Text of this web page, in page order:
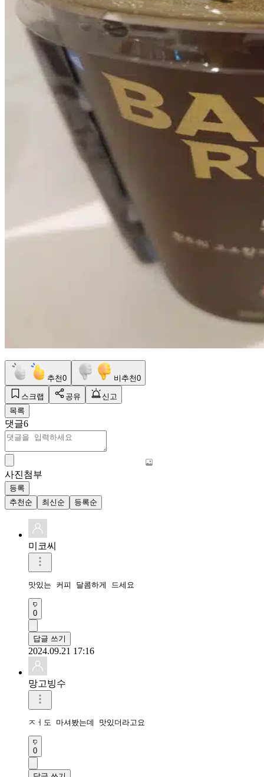
추천0 비추천0
스크랩 공유
신고
목록
댓글6
사진첨부
등록
추천순
최신순 등록순
미코씨
맛있는 커피 달콤하게 드세요
0
답글 쓰기
2024.09.21 17:16
망고빙수
ㅈㅓ도 마셔봤는데 맛있더라고요
0